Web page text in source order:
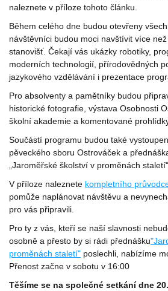
naleznete v příloze tohoto článku.
Během celého dne budou otevřeny
návštěvníci budou moci navštívit více
stanovišť. Čekají vás ukázky robotiky,
moderních technologií, přírodovědných
jazykového vzdělávání i prezentace
Pro absolventy a pamětníky budou
historické fotografie, výstava Osobnosti
školní akademie a komentované
Součástí programu budou také
pěveckého sboru Ostrováček a
„Jaroměřské školství v proměnách
V příloze naleznete kompletního
pomůže naplánovat návštěvu a
pro vás připravili.
Pro ty z vás, kteří se naší slavnosti
osobně a přesto by si rádi přednášku
proměnách staletí" poslechli, nabízíme
Přenost začne v sobotu v 16:00
Těšíme se na společné setkání dne